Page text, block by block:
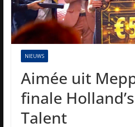
NIEUWS
Aimée uit
finale
Talent